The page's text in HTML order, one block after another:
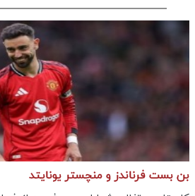
بن بست فرناندز و منچستر یونایتد